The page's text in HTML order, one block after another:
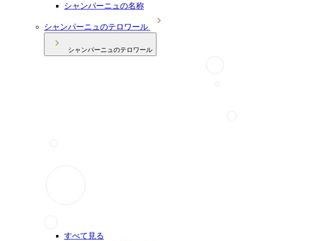
シャンパーニュの名称
シャンパーニュのテロワール
シャンパーニュのテロワール
すべて見る